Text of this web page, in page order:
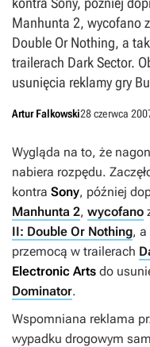
Manhunta 2, wycofano
Double Or Nothing, a
trailerach Dark Sector.
usunięcia reklamy gry
Artur Falkowski28 czerwca
Wygląda na to, że
nabiera rozpędu.
kontra Sony, później
Manhunta 2, wycofano
II: Double Or Nothing, a
przemocą w trailerach
Electronic Arts do
Dominator.
Wspomniana reklama
wypadku drogowym